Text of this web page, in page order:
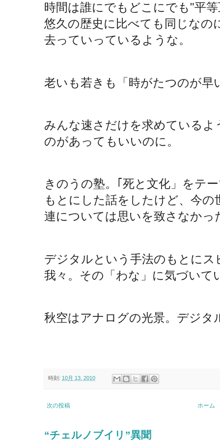
時間は誰にでもどこにでも"平
悠久の歴史に比べても同じなの
去っていっているような。
老いも若きも「時がたつのが早
みんな速さだけを求めている
のがあってもいいのに。
きのうの塾。｢死と文化」をテ
もとにした話をしたけど、今
連については思いを致さなかっ
デジタルという手法のもとに
我々。その「わな」に気づい
秋空はアナログの光景。デジタ
時刻: 10月 13, 2010
次の投稿 ホーム
“チェルノブイリ”異聞